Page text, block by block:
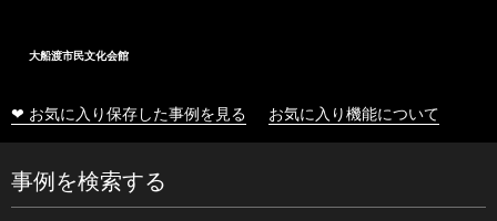
大船渡市民文化会館
❤ お気に入り保存した事例を見る お気に入り機能について
事例を検索する